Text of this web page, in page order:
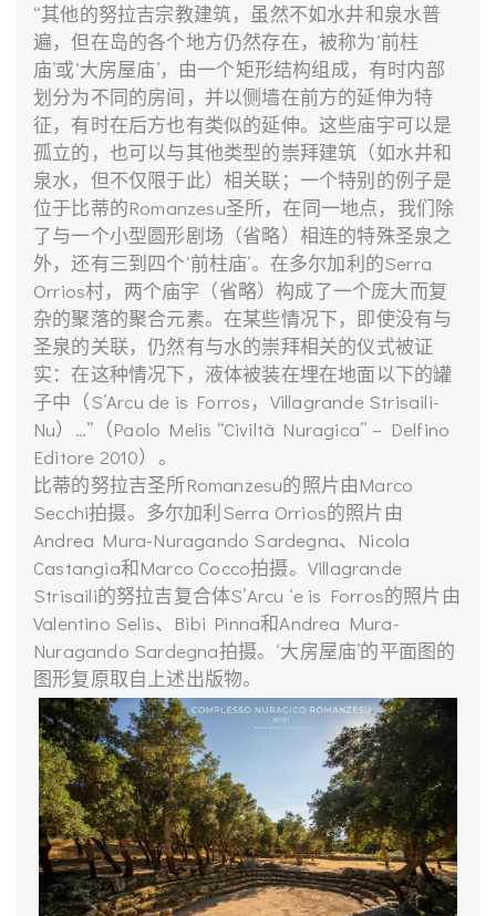
“其他的努拉吉宗教建筑，虽然不如水井和泉水普
遍，但在岛的各个地方仍然存在，被称为‘前柱
庙’或‘大房屋庙’，由一个矩形结构组成，有时内部
划分为不同的房间，并以侧墙在前方的延伸为特
征，有时在后方也有类似的延伸。这些庙宇可以是
孤立的，也可以与其他类型的崇拜建筑（如水井和
泉水，但不仅限于此）相关联；一个特别的例子是
位于比蒂的Romanzesu圣所，在同一地点，我们除
了与一个小型圆形剧场（省略）相连的特殊圣泉之
外，还有三到四个‘前柱庙’。在多尔加利的Serra
Orrios村，两个庙宇（省略）构成了一个庞大而复
杂的聚落的聚合元素。在某些情况下，即使没有与
圣泉的关联，仍然有与水的崇拜相关的仪式被证
实：在这种情况下，液体被装在埋在地面以下的罐
子中（S’Arcu de is Forros，Villagrande Strisaili-
Nu）…”（Paolo Melis “Civiltà Nuragica” – Delfino
Editore 2010）。
比蒂的努拉吉圣所Romanzesu的照片由Marco
Secchi拍摄。多尔加利Serra Orrios的照片由
Andrea Mura-Nuragando Sardegna、Nicola
Castangia和Marco Cocco拍摄。Villagrande
Strisaili的努拉吉复合体S’Arcu ‘e is Forros的照片由
Valentino Selis、Bibi Pinna和Andrea Mura-
Nuragando Sardegna拍摄。‘大房屋庙’的平面图的
图形复原取自上述出版物。